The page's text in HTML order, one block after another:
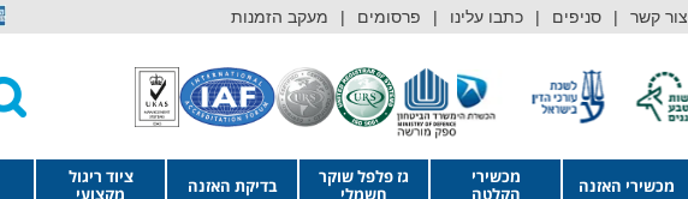
צור קשר סניפים כתבו עלינו פרסומים מעקב הזמנות
מכשירי האזנה
מכשירי
הקלטה
גז פלפל שוקר
חשמלי
בדיקת האזנה
ציוד ריגול
מקצועי